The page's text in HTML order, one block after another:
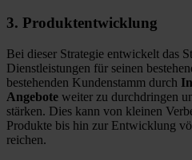
3. Produktentwicklung
Bei dieser Strategie entwickelt das
Dienstleistungen für seinen
bestehenden Kundenstamm durch
Angebote weiter zu durchdringen
stärken. Dies kann von kleinen
Produkte bis hin zur Entwicklung
reichen.